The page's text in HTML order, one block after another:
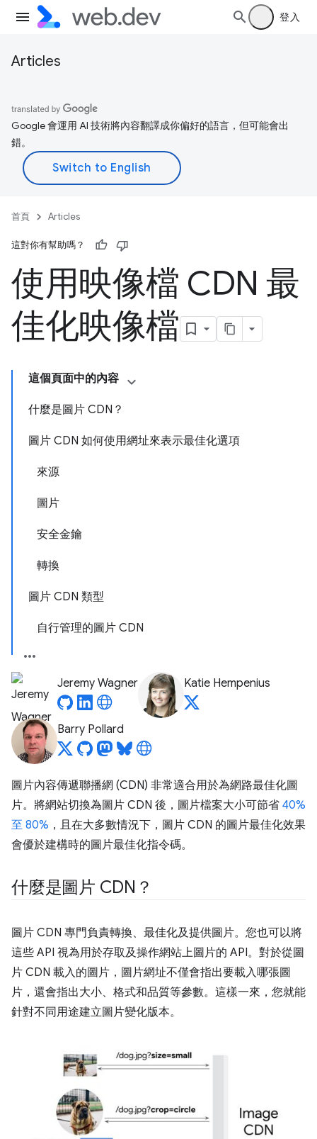
登入
Articles
Google 會運用 AI 技術將內容翻譯成你偏好的語言，但可能會出
錯。
首頁 Articles
這對你有幫助嗎？
使用映像檔 CDN 最
佳化映像檔
這個頁面中的內容
什麼是圖片 CDN？
圖片 CDN 如何使用網址來表示最佳化選項
來源
圖片
安全金鑰
轉換
圖片 CDN 類型
自行管理的圖片 CDN
Jeremy Wagner Katie Hempenius
Barry Pollard
圖片內容傳遞聯播網 (CDN) 非常適合用於為網路最佳化圖
片。將網站切換為圖片 CDN 後，圖片檔案大小可節省 40%
至 80% ，且在大多數情況下，圖片 CDN 的圖片最佳化效果
會優於建構時的圖片最佳化指令碼。
什麼是圖片 CDN？
圖片 CDN 專門負責轉換、最佳化及提供圖片。您也可以將
這些 API 視為用於存取及操作網站上圖片的 API。對於從圖
片 CDN 載入的圖片，圖片網址不僅會指出要載入哪張圖
片，還會指出大小、格式和品質等參數。這樣一來，您就能
針對不同用途建立圖片變化版本。